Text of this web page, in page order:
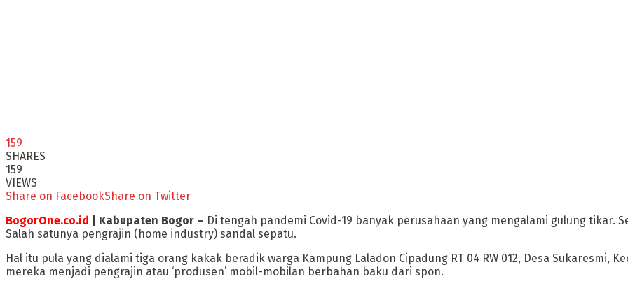
159
SHARES
159
VIEWS
Share on FacebookShare on Twitter
BogorOne.co.id | Kabupaten Bogor – Di tengah pandemi Covid-19 banyak perusahaan yang mengalami gulung tikar.
Salah satunya pengrajin (home industry) sandal sepatu.
Hal itu pula yang dialami tiga orang kakak beradik warga Kampung Laladon Cipadung RT 04 RW 012, Desa Sukaresmi,
mereka menjadi pengrajin atau ‘produsen’ mobil-mobilan berbahan baku dari spon.